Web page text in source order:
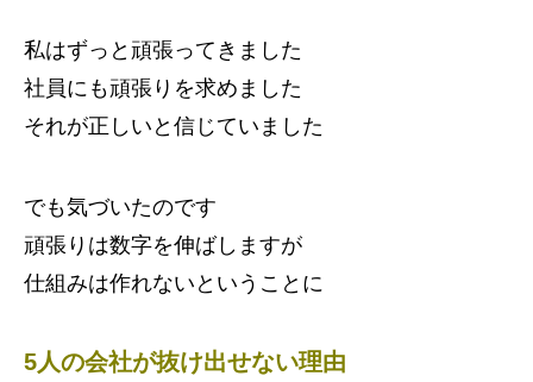
私はずっと頑張ってきました
社員にも頑張りを求めました
それが正しいと信じていました
でも気づいたのです
頑張りは数字を伸ばしますが
仕組みは作れないということに
5人の会社が抜け出せない理由